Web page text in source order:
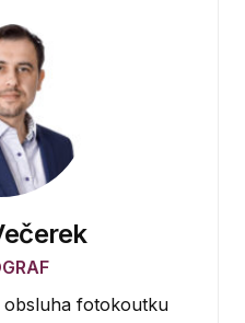
obsluha fotokoutku